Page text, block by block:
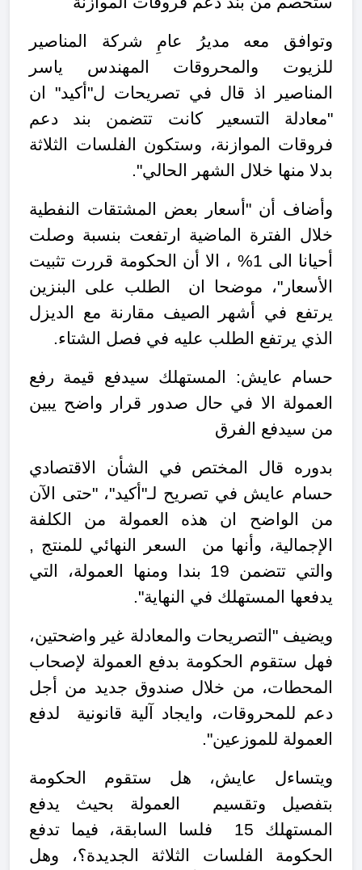
وتوافق معه مديرُ عامِ شركة المناصير
للزيوت والمحروقات المهندس ياسر
المناصير اذ قال في تصريحات ل"أكيد" ان
"معادلة التسعير كانت تتضمن بند دعم
فروقات الموازنة، وستكون الفلسات الثلاثة
بدلا منها خلال الشهر الحالي".
وأضاف أن "أسعار بعض المشتقات النفطية
خلال الفترة الماضية ارتفعت بنسبة وصلت
أحيانا الى 1% ، الا أن الحكومة قررت تثبيت
الأسعار"، موضحا ان الطلب على البنزين
يرتفع في أشهر الصيف مقارنة مع الديزل
الذي يرتفع الطلب عليه في فصل الشتاء.
حسام عايش:
المستهلك سيدفع قيمة رفع
العمولة الا في حال صدور قرار واضح يبين
من سيدفع الفرق
بدوره قال المختص في الشأن الاقتصادي
حسام عايش في تصريح لـ"أكيد"، "حتى الآن
من الواضح ان هذه العمولة من الكلفة
الإجمالية، وأنها من السعر النهائي للمنتج ,
والتي تتضمن 19 بندا ومنها العمولة، التي
يدفعها المستهلك في النهاية".
ويضيف "التصريحات والمعادلة غير واضحتين،
فهل ستقوم الحكومة بدفع العمولة لإصحاب
المحطات، من خلال صندوق جديد من أجل
دعم للمحروقات، وايجاد آلية قانونية لدفع
العمولة للموزعين".
ويتساءل عايش، هل ستقوم الحكومة
بتفصيل وتقسيم العمولة بحيث يدفع
المستهلك 15 فلسا السابقة، فيما تدفع
الحكومة الفلسات الثلاثة الجديدة؟، وهل